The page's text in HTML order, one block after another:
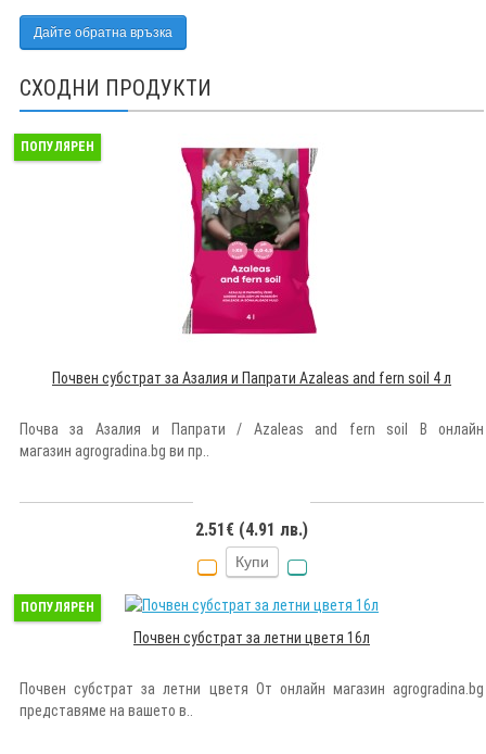
Дайте обратна връзка
СХОДНИ ПРОДУКТИ
ПОПУЛЯРЕН
Почвен субстрат за Азалия и Папрати Azaleas and fern soil 4 л
Почва за Азалия и Папрати / Azaleas and fern soil В онлайн
магазин agrogradina.bg ви пр..
2.51€ (4.91 лв.)
Купи
ПОПУЛЯРЕН
Почвен субстрат за летни цветя 16л
Почвен субстрат за летни цветя От онлайн магазин agrogradina.bg
представяме на вашето в..